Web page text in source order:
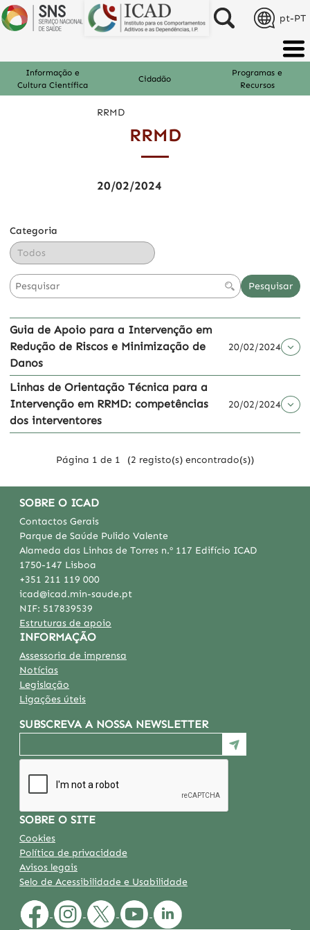
pt-PT
Informação e
Cultura Científica
Cidadão
Programas e
Recursos
RRMD
RRMD
20/02/2024
Categoria
Pesquisar
Guia de Apoio para a Intervenção em
Redução de Riscos e Minimização de
Danos
20/02/2024
Linhas de Orientação Técnica para a
Intervenção em RRMD: competências
dos interventores
20/02/2024
Página 1 de 1 (2 registo(s) encontrado(s))
SOBRE O ICAD
Contactos Gerais
Parque de Saúde Pulido Valente
Alameda das Linhas de Torres n.º 117 Edifício ICAD
1750-147 Lisboa
+351 211 119 000
icad@icad.min-saude.pt
NIF: 517839539
Estruturas de apoio
INFORMAÇÃO
Assessoria de imprensa
Notícias
Legislação
Ligações úteis
SUBSCREVA A NOSSA NEWSLETTER
SOBRE O SITE
Cookies
Política de privacidade
Avisos legais
Selo de Acessibilidade e Usabilidade